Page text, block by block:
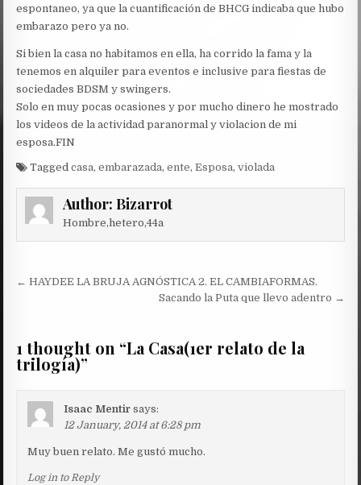
espontaneo, ya que la cuantificación de BHCG indicaba que hubo
embarazo pero ya no.
Si bien la casa no habitamos en ella, ha corrido la fama y la
tenemos en alquiler para eventos e inclusive para fiestas de
sociedades BDSM y swingers.
Solo en muy pocas ocasiones y por mucho dinero he mostrado
los videos de la actividad paranormal y violacion de mi
esposa.FIN
Taggedcasa,embarazada,ente,Esposa,violada
Author: Bizarrot
Hombre,hetero,44a
Post
← HAYDEE LA BRUJA AGNÓSTICA 2. EL CAMBIAFORMAS.
Sacando la Puta que llevo adentro →
1 thought on “La Casa(1er relato de la
trilogía)”
Isaac Mentir says:
12 January, 2014 at 6:28 pm
Muy buen relato. Me gustó mucho.
Log in to Reply